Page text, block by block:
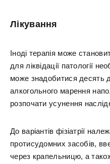
Лікування
Іноді терапія може
для ліквідації патології
може знадобитися десять
алкогольного марення
розпочати усунення
До варіантів фізіатрії
протисудомних засобів,
через крапельницю, а